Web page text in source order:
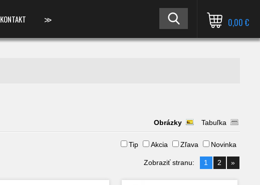
KONTAKT ≫ 0,00 €
Obrázky Tabuľka
Tip Akcia Zľava Novinka
Zobraziť stranu: 1 2 »